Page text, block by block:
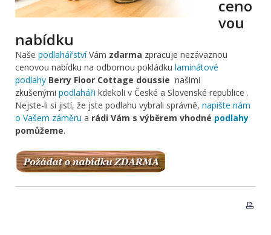
ceno
vou
nabídku
Naše podlahářstvíVám zdarma zpracuje nezávaznou
cenovou nabídku na odbornou pokládku laminátové
podlahy Berry Floor Cottage doussie našimi
zkušenými podlaháři kdekoli v České a Slovenské republice .
Nejste-li si jistí, že jste podlahu vybrali správně, napište nám
o Vašem záměru a rádi Vám s výběrem vhodné podlahy
pomůžeme.